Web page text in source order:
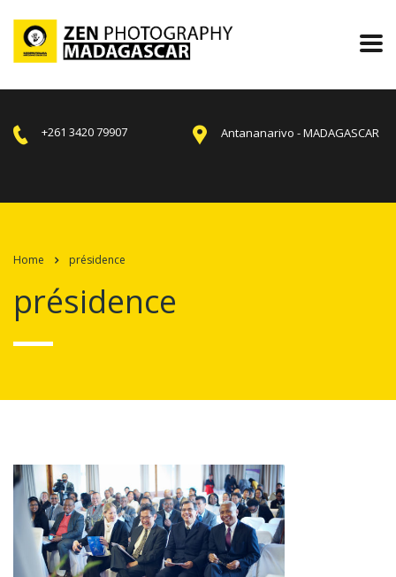
+261 3420 79907 Antananarivo - MADAGASCAR
Home présidence
présidence